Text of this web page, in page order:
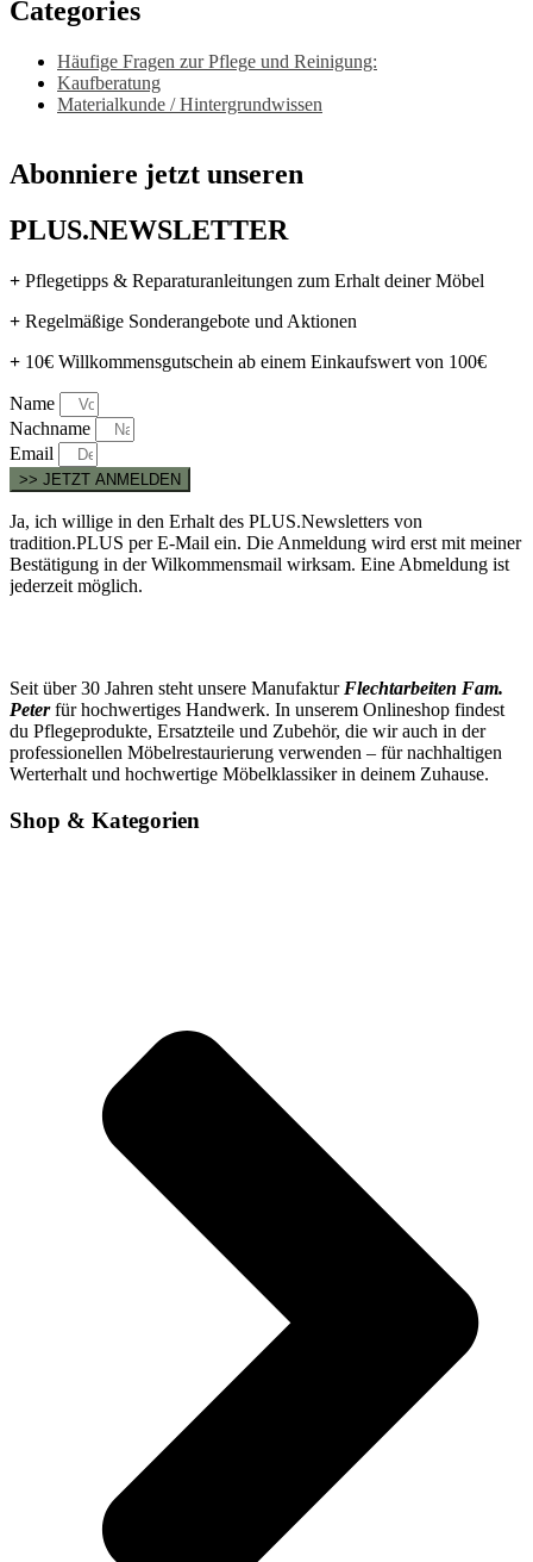
Categories
Häufige Fragen zur Pflege und Reinigung:
Kaufberatung
Materialkunde / Hintergrundwissen
Abonniere jetzt unseren
PLUS.NEWSLETTER
+ Pflegetipps & Reparaturanleitungen zum Erhalt deiner Möbel
+ Regelmäßige Sonderangebote und Aktionen
+ 10€ Willkommensgutschein ab einem Einkaufswert von 100€
Name
Nachname
Email
>> JETZT ANMELDEN
Ja, ich willige in den Erhalt des PLUS.Newsletters von
tradition.PLUS per E-Mail ein. Die Anmeldung wird erst mit meiner
Bestätigung in der Wilkommensmail wirksam. Eine Abmeldung ist
jederzeit möglich.
Seit über 30 Jahren steht unsere Manufaktur Flechtarbeiten Fam.
Peterfür hochwertiges Handwerk. In unserem Onlineshop findest
du Pflegeprodukte, Ersatzteile und Zubehör, die wir auch in der
professionellen Möbelrestaurierung verwenden – für nachhaltigen
Werterhalt und hochwertige Möbelklassiker in deinem Zuhause.
Shop & Kategorien